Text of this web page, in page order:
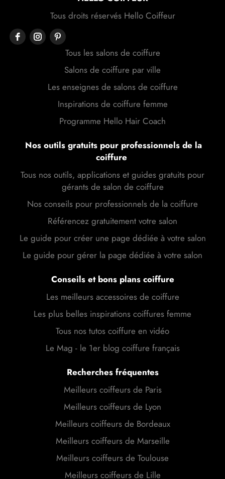
Tous droits réservés Hello Coiffeur
Tous les salons de coiffure
Salons de coiffure par ville
Les enseignes de salons de coiffure
Inspirations de coiffure femme
Programme Hello Hair Coach
Nos outils gratuits pour professionnels de la
coiffure
Tous nos outils, applications et guides gratuits pour
gérants de salon de coiffure
Nos conseils pour professionnels de la coiffure
Référencez gratuitement votre salon
Le guide pour créer une page dédiée à votre salon
Le guide pour gérer la page dédiée à votre salon
Conseils et bons plans coiffure
Les meilleurs accessoires de coiffure
Les plus belles inspirations coiffures femme
Tous nos tutos coiffure en vidéo
Le Mag - le 1er blog coiffure français
Recherches fréquentes
Meilleurs coiffeurs de Paris
Meilleurs coiffeurs de Lyon
Meilleurs coiffeurs de Bordeaux
Meilleurs coiffeurs de Marseille
Meilleurs coiffeurs de Toulouse
Meilleurs coiffeurs de Lille